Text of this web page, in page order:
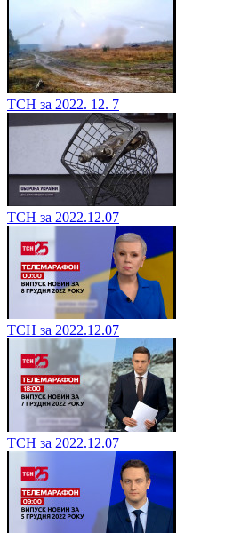
ТСН за 2022. 12. 7
ТСН за 2022.12.07
ТСН за 2022.12.07
ТСН за 2022.12.07